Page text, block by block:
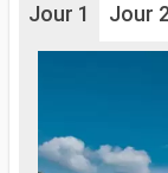
Jour 1 Jour